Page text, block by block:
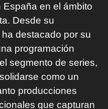
en el ámbito
Desde su
destacado por su
programación
segmento de series,
como un
producciones
que capturan